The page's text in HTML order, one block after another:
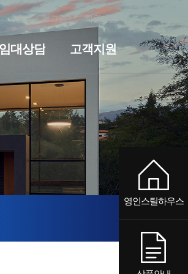
영인스틸하우스
홈 로그인 회원가입
펜션
기숙사·사무실
임대상담
임대상담
고객지원
공지사항